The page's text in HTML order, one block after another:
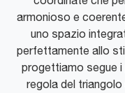
armonioso e
uno spazio
perfettamente allo
progettiamo segue i
regola del